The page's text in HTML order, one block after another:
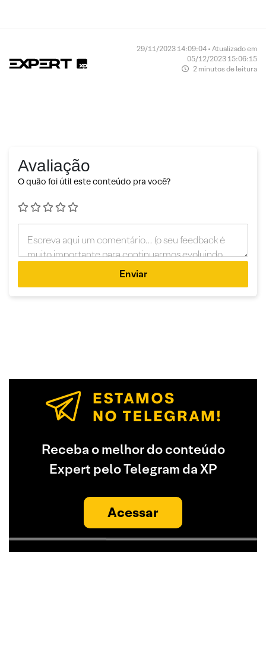
29/11/2023 14:09:04 • Atualizado em
05/12/2023 15:06:15
2 minutos de leitura
Avaliação
O quão foi útil este conteúdo pra você?
Enviar
Receba o melhor do conteúdo
Expert pelo Telegram da XP
Acessar